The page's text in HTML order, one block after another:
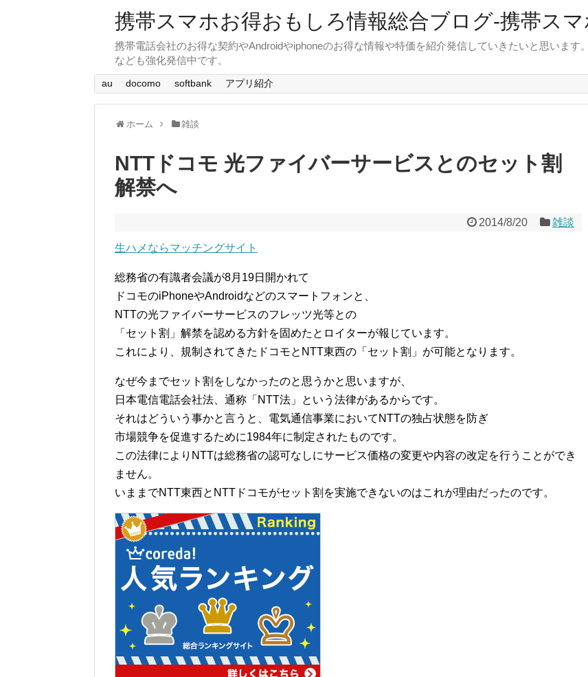
携帯スマホお得おもしろ情報総合ブログ-携帯ス
携帯電話会社のお得な契約やAndroidやiphoneのお得な情報や特価を紹介発信していきたいと思います
なども強化発信中です。
au docomo softbank アプリ紹介
ホーム 雑談
NTTドコモ 光ファイバーサービスとのセット割
解禁へ
2014/8/20 雑談
生ハメならマッチングサイト
総務省の有識者会議が8月19日開かれて
ドコモのiPhoneやAndroidなどのスマートフォンと、
NTTの光ファイバーサービスのフレッツ光等との
「セット割」解禁を認める方針を固めたとロイターが報じています。
これにより、規制されてきたドコモとNTT東西の「セット割」が可能となります。
なぜ今までセット割をしなかったのと思うかと思いますが、
日本電信電話会社法、通称「NTT法」という法律があるからです。
それはどういう事かと言うと、電気通信事業においてNTTの独占状態を防ぎ
市場競争を促進するために1984年に制定されたものです。
この法律によりNTTは総務省の認可なしにサービス価格の変更や内容の改定を行うことができ
ません。
いままでNTT東西とNTTドコモがセット割を実施できないのはこれが理由だったのです。